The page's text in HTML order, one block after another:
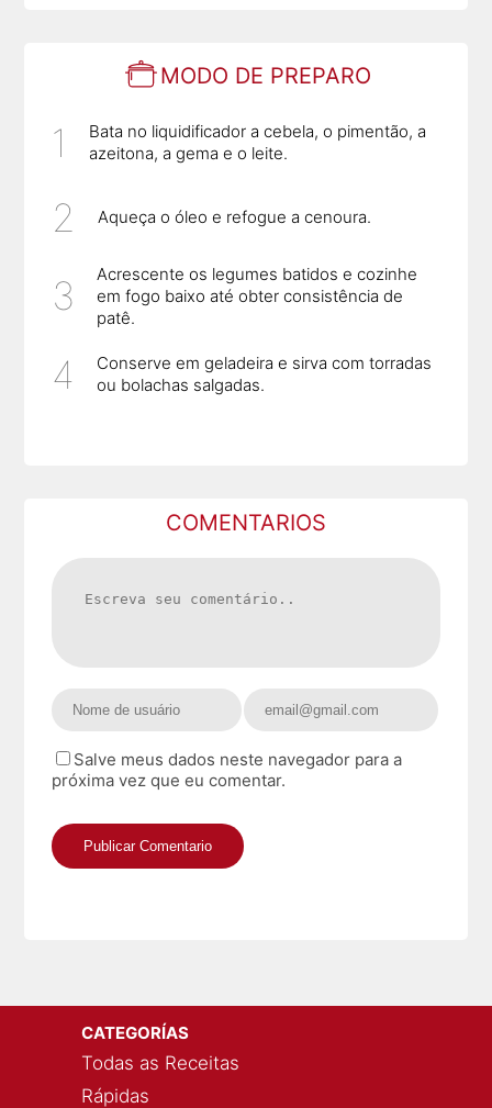
MODO DE PREPARO
Bata no liquidificador a cebela, o pimentão, a
azeitona, a gema e o leite.
Aqueça o óleo e refogue a cenoura.
Acrescente os legumes batidos e cozinhe
em fogo baixo até obter consistência de
patê.
Conserve em geladeira e sirva com torradas
ou bolachas salgadas.
COMENTARIOS
Salve meus dados neste navegador para a
próxima vez que eu comentar.
CATEGORÍAS
Todas as Receitas
Rápidas